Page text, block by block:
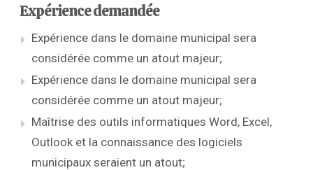
Expérience demandée
Expérience dans le domaine municipal sera
considérée comme un atout majeur;
Expérience dans le domaine municipal sera
considérée comme un atout majeur;
Maîtrise des outils informatiques Word, Excel,
Outlook et la connaissance des logiciels
municipaux seraient un atout;